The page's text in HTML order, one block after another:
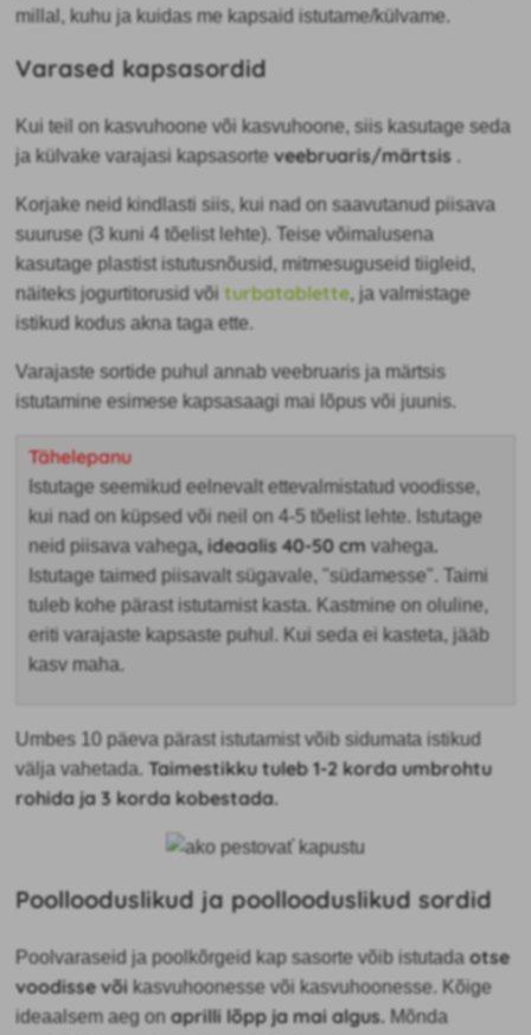
millal, kuhu ja kuidas me kapsaid istutame/külvame.
Varased kapsasordid
Kui teil on kasvuhoone või kasvuhoone, siis kasutage seda
ja külvake varajasi kapsasorte veebruaris/märtsis .
Korjake neid kindlasti siis, kui nad on saavutanud piisava
suuruse (3 kuni 4 tõelist lehte). Teise võimalusena
kasutage plastist istutusnõusid, mitmesuguseid tiigleid,
näiteks jogurtitorusid võiturbatablette, ja valmistage
istikud kodus akna taga ette.
Varajaste sortide puhul annab veebruaris ja märtsis
istutamine esimese kapsasaagi mai lõpus või juunis.
Tähelepanu
Istutage seemikud eelnevalt ettevalmistatud voodisse,
kui nad on küpsed või neil on 4-5 tõelist lehte. Istutage
neidpiisava vahega, ideaalis 40-50 cmvahega.
Istutage taimed piisavalt sügavale, "südamesse". Taimi
tuleb kohe pärast istutamist kasta. Kastmine on oluline,
eriti varajaste kapsaste puhul. Kui seda ei kasteta, jääb
kasv maha.
Umbes 10 päeva pärast istutamist võib sidumata istikud
välja vahetada.Taimestikku tuleb 1-2 korda umbrohtu
rohida ja 3 korda kobestada.
Poollooduslikud ja poollooduslikud sordid
Poolvaraseid ja poolkõrgeid kap sasorte võib istutada otse
voodisse võikasvuhoonesse või kasvuhoonesse. Kõige
ideaalsem aeg on aprilli lõpp ja mai algus. Mõnda